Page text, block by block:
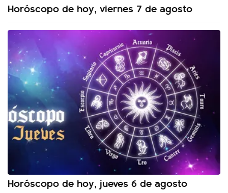
Horóscopo de hoy, viernes 7 de agosto
Horóscopo de hoy, jueves 6 de agosto